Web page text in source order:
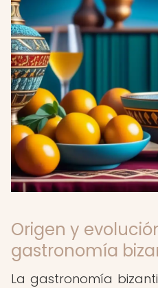
Origen y
gastronomía
La gastronomía